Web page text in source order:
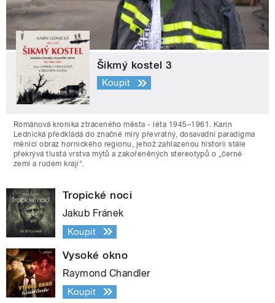
Šikmý kostel 3
Koupit
Románová kronika ztraceného města - léta 1945–1961. Karin
Lednická předkládá do značné míry převratný, dosavadní paradigma
měnící obraz hornického regionu, jehož zahlazenou historii stále
překrývá tlustá vrstva mýtů a zakořeněných stereotypů o „černé
zemi a rudém kraji“.
Tropické noci
Jakub Fránek
Koupit
Vysoké okno
Raymond Chandler
Koupit